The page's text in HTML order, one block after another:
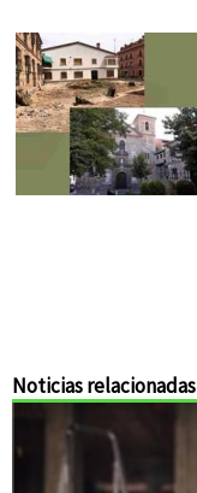
Noticias relacionadas